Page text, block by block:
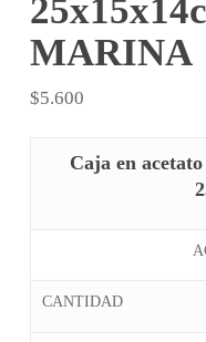
MARINA
$5.600
Caja en
CANTIDAD